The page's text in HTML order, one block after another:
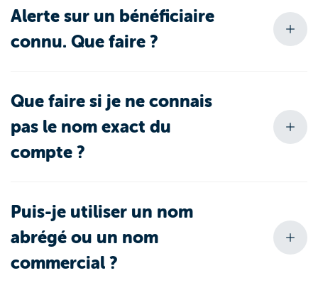
Alerte sur un bénéficiaire
connu. Que faire ?
Que faire si je ne connais
pas le nom exact du
compte ?
Puis-je utiliser un nom
abrégé ou un nom
commercial ?